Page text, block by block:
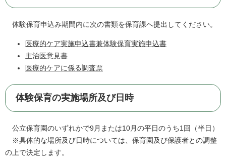
体験保育申込み期間内に次の書類を保育課へ提出してください。
医療的ケア実施申込書兼体験保育実施申込書
主治医意見書
医療的ケアに係る調査票
体験保育の実施場所及び日時
公立保育園のいずれかで9月または10月の平日のうち1回（半日）
※具体的な場所及び日時については、保育園及び保護者との調整
の上で決定します。​